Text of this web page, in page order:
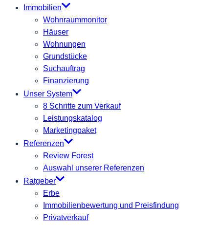
Immobilien
Wohnraummonitor
Häuser
Wohnungen
Grundstücke
Suchauftrag
Finanzierung
Unser System
8 Schritte zum Verkauf
Leistungskatalog
Marketingpaket
Referenzen
Review Forest
Auswahl unserer Referenzen
Ratgeber
Erbe
Immobilienbewertung und Preisfindung
Privatverkauf